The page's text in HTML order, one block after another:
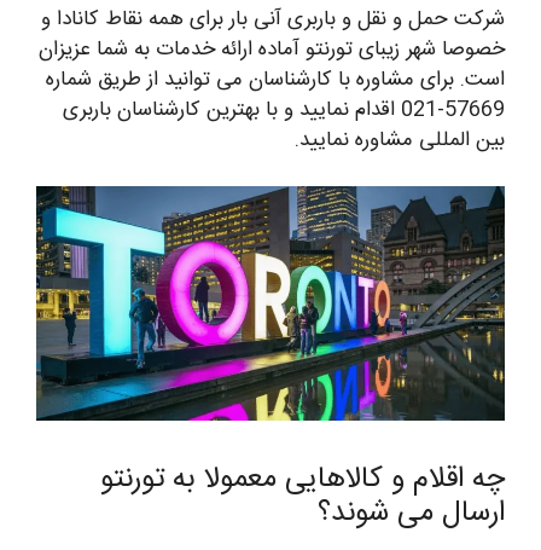
شرکت حمل و نقل و باربری آنی بار برای همه نقاط کانادا و
خصوصا شهر زیبای تورنتو آماده ارائه خدمات به شما عزیزان
است. برای مشاوره با کارشناسان می توانید از طریق شماره
57669-021 اقدام نمایید و با بهترین کارشناسان باربری
بین المللی مشاوره نمایید.
چه اقلام و کالاهایی معمولا به تورنتو
ارسال می شوند؟